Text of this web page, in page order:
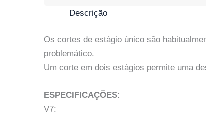
Descrição
Os cortes de estágio único são
problemático.
Um corte em dois estágios permite uma
ESPECIFICAÇÕES:
V7: